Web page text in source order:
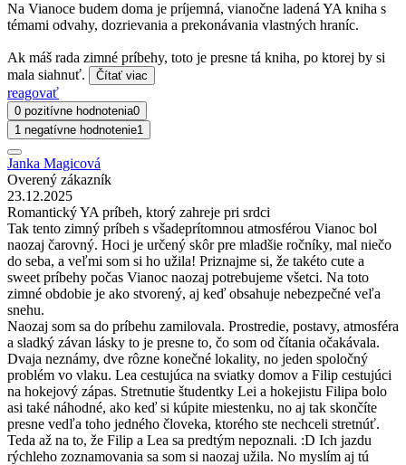
Na Vianoce budem doma je príjemná, vianočne ladená YA kniha s
témami odvahy, dozrievania a prekonávania vlastných hraníc.
Ak máš rada zimné príbehy, toto je presne tá kniha, po ktorej by si
mala siahnuť.
Čítať viac
reagovať
0 pozitívne hodnotenia0
1 negatívne hodnotenie1
Janka Magicová
Overený zákazník
23.12.2025
Romantický YA príbeh, ktorý zahreje pri srdci
Tak tento zimný príbeh s všadeprítomnou atmosférou Vianoc bol
naozaj čarovný. Hoci je určený skôr pre mladšie ročníky, mal niečo
do seba, a veľmi som si ho užila! Priznajme si, že takéto cute a
sweet príbehy počas Vianoc naozaj potrebujeme všetci. Na toto
zimné obdobie je ako stvorený, aj keď obsahuje nebezpečné veľa
snehu.
Naozaj som sa do príbehu zamilovala. Prostredie, postavy, atmosféra
a sladký závan lásky to je presne to, čo som od čítania očakávala.
Dvaja neznámy, dve rôzne konečné lokality, no jeden spoločný
problém vo vlaku. Lea cestujúca na sviatky domov a Filip cestujúci
na hokejový zápas. Stretnutie študentky Lei a hokejistu Filipa bolo
asi také náhodné, ako keď si kúpite miestenku, no aj tak skončíte
presne vedľa toho jedného človeka, ktorého ste nechceli stretnúť.
Teda až na to, že Filip a Lea sa predtým nepoznali. :D Ich jazdu
rýchleho zoznamovania sa som si naozaj užila. No myslím aj tú